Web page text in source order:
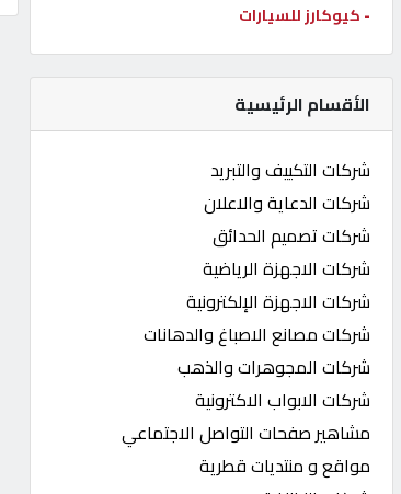
كيو
كارز
كيو
الدليل
القطري
POWERED
QHOST
- كيوكارز للسيارات
الأقسام الرئيسية
شركات التكييف والتبريد
شركات الدعاية والاعلان
شركات تصميم الحدائق
شركات الاجهزة الرياضية
شركات الاجهزة الإلكترونية
شركات مصانع الاصباغ والدهانات
شركات المجوهرات والذهب
شركات الابواب الاكترونية
مشاهير صفحات التواصل الاجتماعي
مواقع و منتديات قطرية